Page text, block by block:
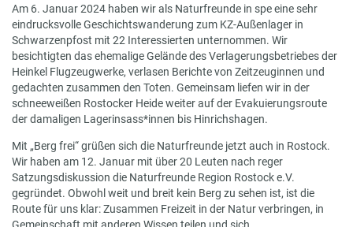
Am 6. Januar 2024 haben wir als Naturfreunde in spe eine sehr
eindrucksvolle Geschichtswanderung zum KZ-Außenlager in
Schwarzenpfost mit 22 Interessierten unternommen. Wir
besichtigten das ehemalige Gelände des Verlagerungsbetriebes der
Heinkel Flugzeugwerke, verlasen Berichte von Zeitzeuginnen und
gedachten zusammen den Toten. Gemeinsam liefen wir in der
schneeweißen Rostocker Heide weiter auf der Evakuierungsroute
der damaligen Lagerinsass*innen bis Hinrichshagen.
Mit „Berg frei“ grüßen sich die Naturfreunde jetzt auch in Rostock.
Wir haben am 12. Januar mit über 20 Leuten nach reger
Satzungsdiskussion die Naturfreunde Region Rostock e.V.
gegründet. Obwohl weit und breit kein Berg zu sehen ist, ist die
Route für uns klar: Zusammen Freizeit in der Natur verbringen, in
Gemeinschaft mit anderen Wissen teilen und sich